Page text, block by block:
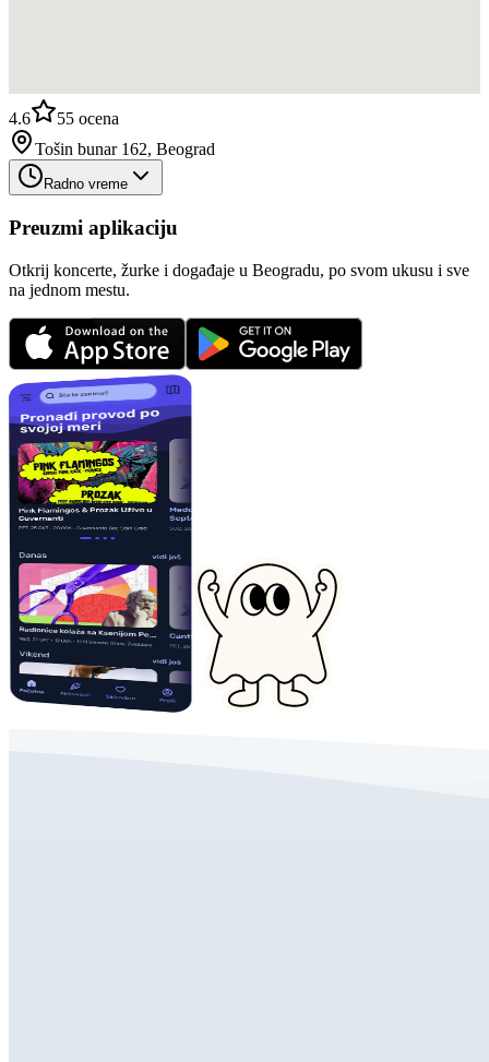
4.6 55 ocena
Tošin bunar 162, Beograd
Radno vreme
Preuzmi aplikaciju
Otkrij koncerte, žurke i događaje u Beogradu, po svom ukusu i sve
na jednom mestu.